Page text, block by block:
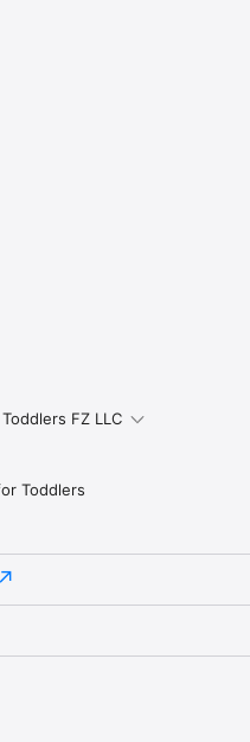
FZ LLC
Toddlers